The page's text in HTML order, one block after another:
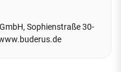
Sophienstraße 30-